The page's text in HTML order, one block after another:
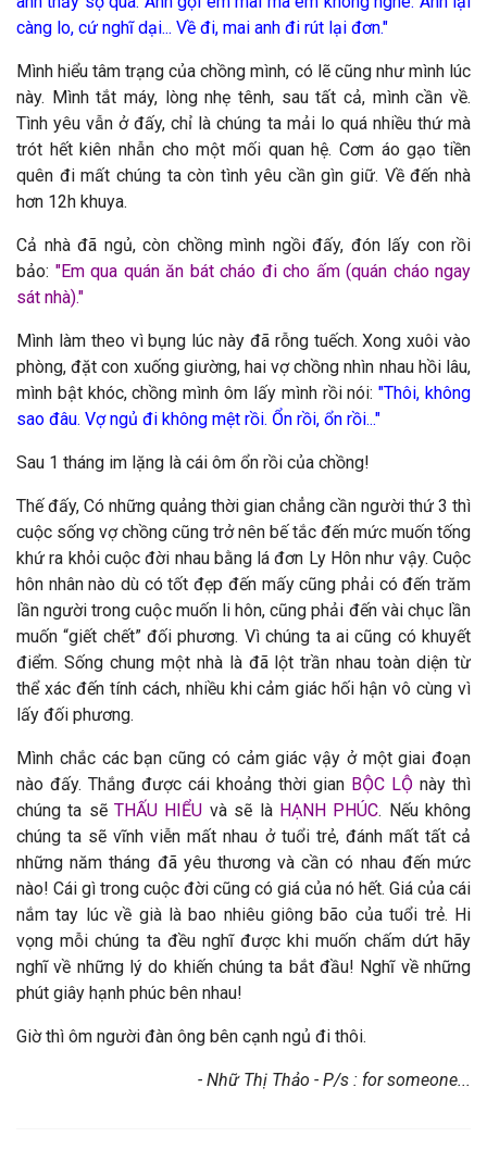
càng lo, cứ nghĩ dại... Về đi, mai anh đi rút lại đơn."
Mình hiểu tâm trạng của chồng mình, có lẽ cũng như mình lúc
này. Mình tắt máy, lòng nhẹ tênh, sau tất cả, mình cần về.
Tình yêu vẫn ở đấy, chỉ là chúng ta mải lo quá nhiều thứ mà
trót hết kiên nhẫn cho một mối quan hệ. Cơm áo gạo tiền
quên đi mất chúng ta còn tình yêu cần gìn giữ. Về đến nhà
hơn 12h khuya.
Cả nhà đã ngủ, còn chồng mình ngồi đấy, đón lấy con rồi
bảo: "Em qua quán ăn bát cháo đi cho ấm (quán cháo ngay
sát nhà)."
Mình làm theo vì bụng lúc này đã rỗng tuếch. Xong xuôi vào
phòng, đặt con xuống giường, hai vợ chồng nhìn nhau hồi lâu,
mình bật khóc, chồng mình ôm lấy mình rồi nói:"Thôi, không
sao đâu. Vợ ngủ đi không mệt rồi. Ổn rồi, ổn rồi..."
Sau 1 tháng im lặng là cái ôm ổn rồi của chồng!
Thế đấy, Có những quảng thời gian chẳng cần người thứ 3 thì
cuộc sống vợ chồng cũng trở nên bế tắc đến mức muốn tống
khứ ra khỏi cuộc đời nhau bằng lá đơn Ly Hôn như vậy. Cuộc
hôn nhân nào dù có tốt đẹp đến mấy cũng phải có đến trăm
lần người trong cuộc muốn li hôn, cũng phải đến vài chục lần
muốn “giết chết” đối phương. Vì chúng ta ai cũng có khuyết
điểm. Sống chung một nhà là đã lột trần nhau toàn diện từ
thể xác đến tính cách, nhiều khi cảm giác hối hận vô cùng vì
lấy đối phương.
Mình chắc các bạn cũng có cảm giác vậy ở một giai đoạn
nào đấy. Thắng được cái khoảng thời gian BỘC LỘ này thì
chúng ta sẽTHẤU HIỂU và sẽ là HẠNH PHÚC. Nếu không
chúng ta sẽ vĩnh viễn mất nhau ở tuổi trẻ, đánh mất tất cả
những năm tháng đã yêu thương và cần có nhau đến mức
nào! Cái gì trong cuộc đời cũng có giá của nó hết. Giá của cái
nắm tay lúc về già là bao nhiêu giông bão của tuổi trẻ. Hi
vọng mỗi chúng ta đều nghĩ được khi muốn chấm dứt hãy
nghĩ về những lý do khiến chúng ta bắt đầu! Nghĩ về những
phút giây hạnh phúc bên nhau!
Giờ thì ôm người đàn ông bên cạnh ngủ đi thôi.
- Nhữ Thị Thảo - P/s : for someone...